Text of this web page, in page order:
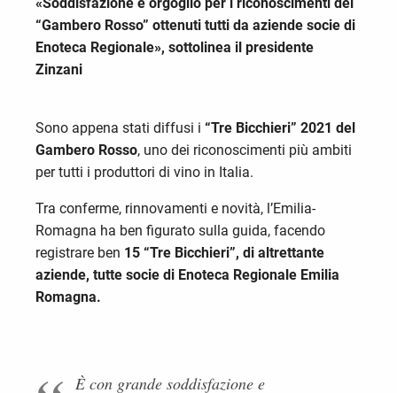
“Gambero Rosso” ottenuti tutti da aziende socie di
Enoteca Regionale», sottolinea il presidente
Zinzani
Sono appena stati diffusi i “Tre Bicchieri” 2021 del
Gambero Rosso, uno dei riconoscimenti più ambiti
per tutti i produttori di vino in Italia.
Tra conferme, rinnovamenti e novità, l’Emilia-
Romagna ha ben figurato sulla guida, facendo
registrare ben 15 “Tre Bicchieri”, di altrettante
aziende, tutte socie di Enoteca Regionale Emilia
Romagna.
È con grande soddisfazione e